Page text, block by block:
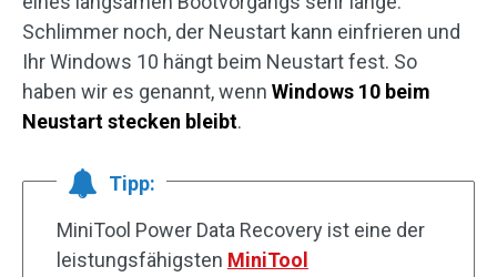
Schlimmer noch, der Neustart kann einfrieren und
Ihr Windows 10 hängt beim Neustart fest. So
haben wir es genannt, wenn Windows 10 beim
Neustart stecken bleibt.
Tipp:
MiniTool Power Data Recovery ist eine der
leistungsfähigsten MiniTool